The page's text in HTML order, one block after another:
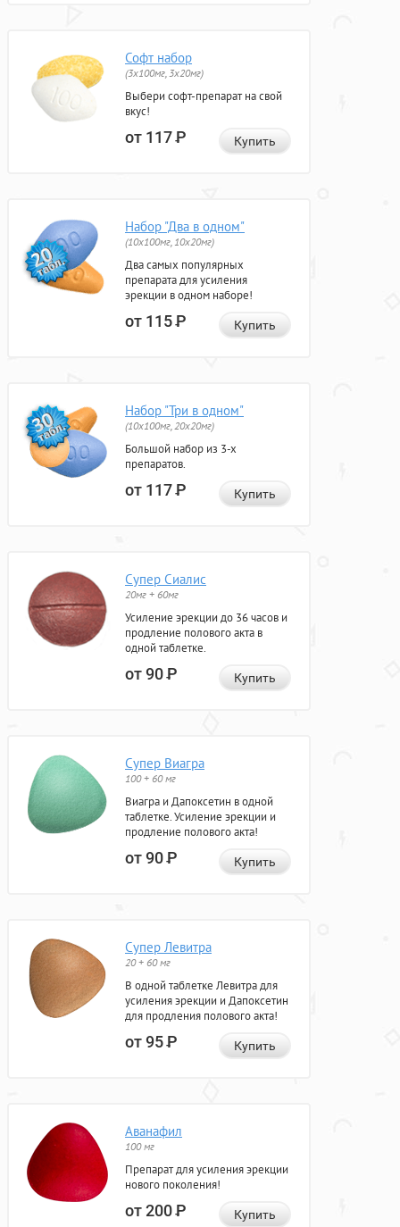
Софт набор
(3x100мг, 3x20мг)
Выбери софт-препарат на свой
вкус!
от 117Р Купить
Набор "Два в одном"
(10x100мг, 10x20мг)
Два самых популярных
препарата для усиления
эрекции в одном наборе!
от 115Р Купить
Набор "Три в одном"
(10x100мг, 20x20мг)
Большой набор из 3-х
препаратов.
от 117Р Купить
Супер Сиалис
20мг + 60мг
Усиление эрекции до 36 часов и
продление полового акта в
одной таблетке.
от 90Р Купить
Супер Виагра
100 + 60 мг
Виагра и Дапоксетин в одной
таблетке. Усиление эрекции и
продление полового акта!
от 90Р Купить
Супер Левитра
20 + 60 мг
В одной таблетке Левитра для
усиления эрекции и Дапоксетин
для продления полового акта!
от 95Р Купить
Аванафил
100 мг
Препарат для усиления эрекции
нового поколения!
от 200Р Купить